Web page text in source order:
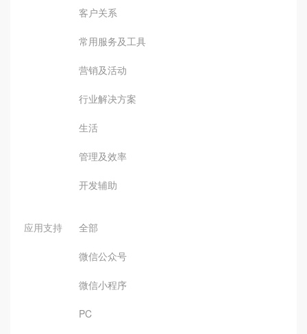
客户关系
常用服务及工具
营销及活动
行业解决方案
生活
管理及效率
开发辅助
应用支持 全部
微信公众号
微信小程序
PC